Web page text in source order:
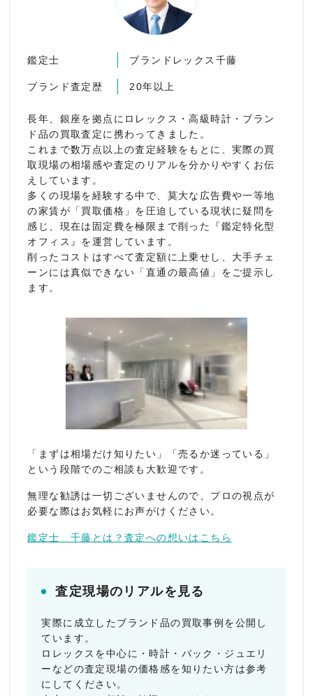
鑑定士 ブランドレックス千藤
ブランド査定歴 20年以上
長年、銀座を拠点にロレックス・高級時計・ブラン
ド品の買取査定に携わってきました。
これまで数万点以上の査定経験をもとに、実際の買
取現場の相場感や査定のリアルを分かりやすくお伝
えしています。
多くの現場を経験する中で、莫大な広告費や一等地
の家賃が「買取価格」を圧迫している現状に疑問を
感じ、現在は固定費を極限まで削った『鑑定特化型
オフィス』を運営しています。
削ったコストはすべて査定額に上乗せし、大手チェ
ーンには真似できない「直通の最高値」をご提示し
ます。
「まずは相場だけ知りたい」「売るか迷っている」
という段階でのご相談も大歓迎です。
無理な勧誘は一切ございませんので、プロの視点が
必要な際はお気軽にお声がけください。
鑑定士 千藤とは？査定への想いはこちら
査定現場のリアルを見る
実際に成立したブランド品の買取事例を公開し
ています。
ロレックスを中心に・時計・バック・ジュエリ
ーなどの査定現場の価格感を知りたい方は参考
にしてください。